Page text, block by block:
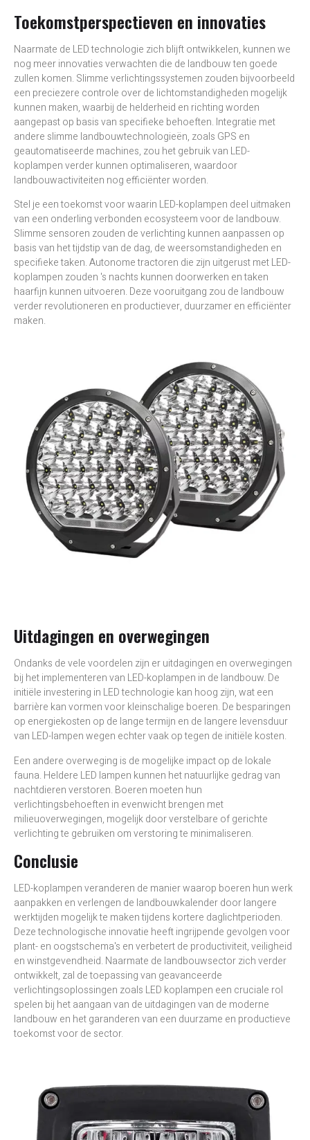
Toekomstperspectieven en innovaties
Naarmate de LED technologie zich blijft ontwikkelen, kunnen we
nog meer innovaties verwachten die de landbouw ten goede
zullen komen. Slimme verlichtingssystemen zouden bijvoorbeeld
een preciezere controle over de lichtomstandigheden mogelijk
kunnen maken, waarbij de helderheid en richting worden
aangepast op basis van specifieke behoeften. Integratie met
andere slimme landbouwtechnologieën, zoals GPS en
geautomatiseerde machines, zou het gebruik van LED-
koplampen verder kunnen optimaliseren, waardoor
landbouwactiviteiten nog efficiënter worden.
Stel je een toekomst voor waarin LED-koplampen deel uitmaken
van een onderling verbonden ecosysteem voor de landbouw.
Slimme sensoren zouden de verlichting kunnen aanpassen op
basis van het tijdstip van de dag, de weersomstandigheden en
specifieke taken. Autonome tractoren die zijn uitgerust met LED-
koplampen zouden 's nachts kunnen doorwerken en taken
haarfijn kunnen uitvoeren. Deze vooruitgang zou de landbouw
verder revolutioneren en productiever, duurzamer en efficiënter
maken.
Uitdagingen en overwegingen
Ondanks de vele voordelen zijn er uitdagingen en overwegingen
bij het implementeren van LED-koplampen in de landbouw. De
initiële investering in LED technologie kan hoog zijn, wat een
barrière kan vormen voor kleinschalige boeren. De besparingen
op energiekosten op de lange termijn en de langere levensduur
van LED-lampen wegen echter vaak op tegen de initiële kosten.
Een andere overweging is de mogelijke impact op de lokale
fauna. Heldere LED lampen kunnen het natuurlijke gedrag van
nachtdieren verstoren. Boeren moeten hun
verlichtingsbehoeften in evenwicht brengen met
milieuoverwegingen, mogelijk door verstelbare of gerichte
verlichting te gebruiken om verstoring te minimaliseren.
Conclusie
LED-koplampen veranderen de manier waarop boeren hun werk
aanpakken en verlengen de landbouwkalender door langere
werktijden mogelijk te maken tijdens kortere daglichtperioden.
Deze technologische innovatie heeft ingrijpende gevolgen voor
plant- en oogstschema's en verbetert de productiviteit, veiligheid
en winstgevendheid. Naarmate de landbouwsector zich verder
ontwikkelt, zal de toepassing van geavanceerde
verlichtingsoplossingen zoals LED koplampen een cruciale rol
spelen bij het aangaan van de uitdagingen van de moderne
landbouw en het garanderen van een duurzame en productieve
toekomst voor de sector.